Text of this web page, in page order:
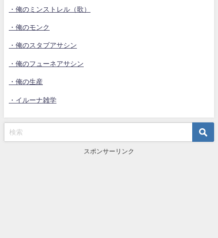
・俺のミンストレル（歌）
・俺のモンク
・俺のスタブアサシン
・俺のフューネアサシン
・俺の生産
・イルーナ雑学
スポンサーリンク